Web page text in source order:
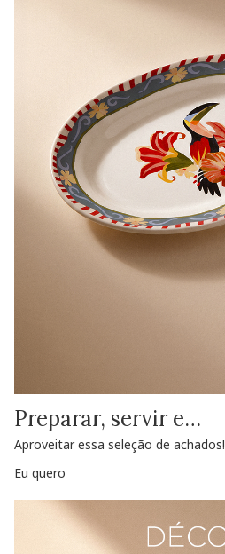
Preparar, servir e…
Aproveitar essa seleção de achados!
Eu quero